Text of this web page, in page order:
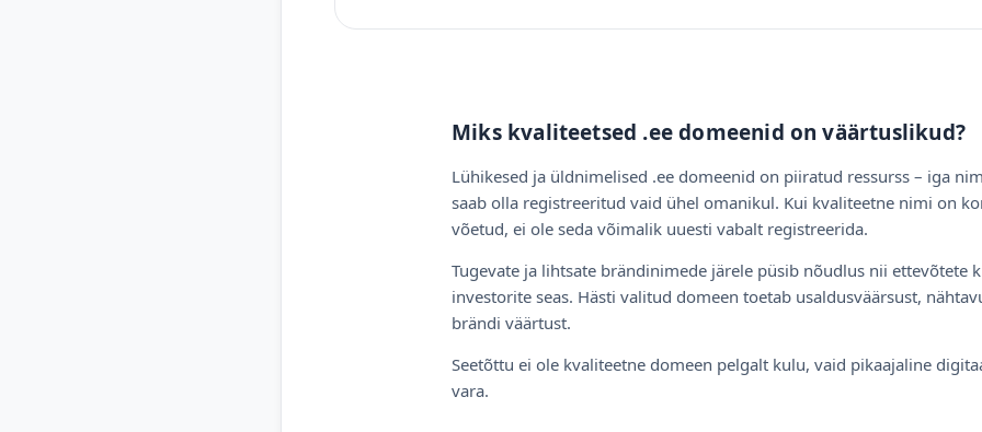
Miks kvaliteetsed .ee domeenid on väärtuslikud?
Lühikesed ja üldnimelised .ee domeenid on piiratud ressurss – iga
saab olla registreeritud vaid ühel omanikul. Kui kvaliteetne nimi on
võetud, ei ole seda võimalik uuesti vabalt registreerida.
Tugevate ja lihtsate brändinimede järele püsib nõudlus nii ettevõtete
investorite seas. Hästi valitud domeen toetab usaldusväärsust,
brändi väärtust.
Seetõttu ei ole kvaliteetne domeen pelgalt kulu, vaid pikaajaline
vara.